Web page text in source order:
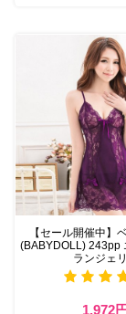
【セール開催中】
(BABYDOLL) 243pp
ランジェ
1,972円